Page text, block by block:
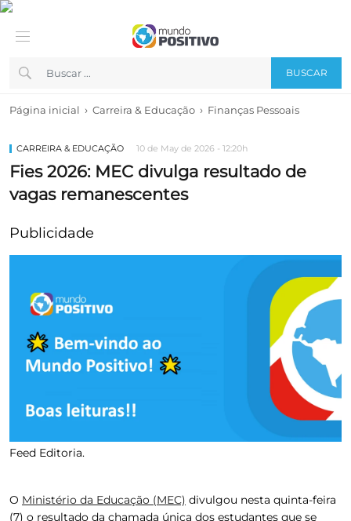
BUSCAR
Página inicial › Carreira & Educação › Finanças Pessoais
CARREIRA & EDUCAÇÃO 10 de May de 2026 - 12:20h
Fies 2026: MEC divulga resultado de
vagas remanescentes
Publicidade
Feed Editoria.
O Ministério da Educação (MEC) divulgou nesta quinta-feira
(7) o resultado da chamada única dos estudantes que se